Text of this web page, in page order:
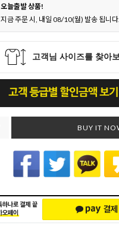
오늘출발 상품!
지금 주문 시, 내일 08/10(월) 발송 됩니다.
BUY IT